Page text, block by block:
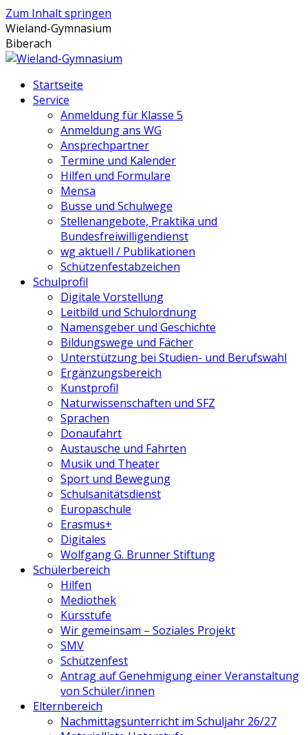
Zum Inhalt springen
Wieland-Gymnasium
Biberach
Startseite
Service
Anmeldung für Klasse 5
Anmeldung ans WG
Ansprechpartner
Termine und Kalender
Hilfen und Formulare
Mensa
Busse und Schulwege
Stellenangebote, Praktika und
Bundesfreiwilligendienst
wg aktuell / Publikationen
Schützenfestabzeichen
Schulprofil
Digitale Vorstellung
Leitbild und Schulordnung
Namensgeber und Geschichte
Bildungswege und Fächer
Unterstützung bei Studien- und Berufswahl
Ergänzungsbereich
Kunstprofil
Naturwissenschaften und SFZ
Sprachen
Donaufahrt
Austausche und Fahrten
Musik und Theater
Sport und Bewegung
Schulsanitätsdienst
Europaschule
Erasmus+
Digitales
Wolfgang G. Brunner Stiftung
Schülerbereich
Hilfen
Mediothek
Kursstufe
Wir gemeinsam – Soziales Projekt
SMV
Schützenfest
Antrag auf Genehmigung einer Veranstaltung
von Schüler/innen
Elternbereich
Nachmittagsunterricht im Schuljahr 26/27